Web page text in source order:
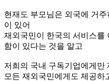
현재도 부모님은 외국에 거
이 있어
재외국민이 한국의 서비스를
함이 있다는 것을 알고
저희의 국내 구독기업에게만
모든 재외국민에게도 제공하